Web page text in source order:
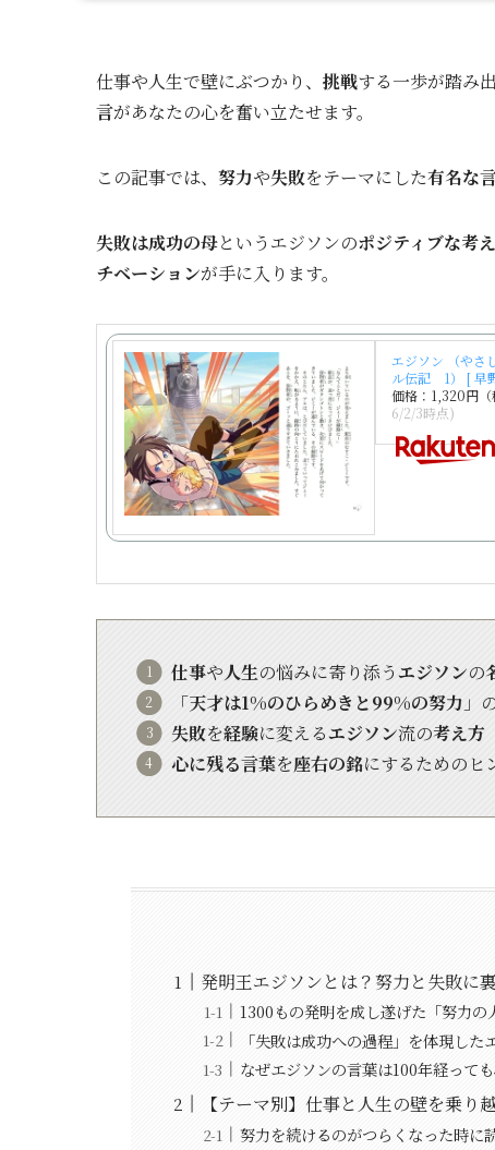
仕事や人生で壁にぶつかり、 挑戦する一歩が踏み
言があなたの心を奮い立たせます。
この記事では、 努力や失敗をテーマにした有名な
失敗は成功の母というエジソンのポジティブな考
チベーションが手に入ります。
エジソン （や
ル伝記 1） [ 早
価格：1,320円
6/2/3時点)
仕事や人生の悩みに寄り添うエジソンの
「天才は1%のひらめきと99%の努力 」
失敗を経験に変えるエジソン流の考え方
心に残る言葉を座右の銘にするためのヒ
発明王エジソンとは？努力と失敗に
1300もの発明を成し遂げた「努力の
「失敗は成功への過程」を体現した
なぜエジソンの言葉は100年経って
【テーマ別】仕事と人生の壁を乗り
努力を続けるのがつらくなった時に